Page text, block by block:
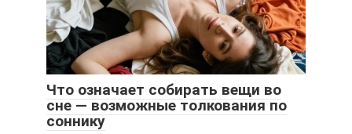
Что означает собирать вещи во
сне — возможные толкования по
соннику